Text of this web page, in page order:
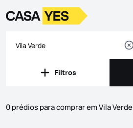
LogoIr para a homepage
Filtros
Filtros
0 prédios para comprar em Vila Verde